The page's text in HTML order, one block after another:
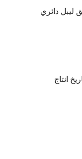
ليبل دائري
انتاج